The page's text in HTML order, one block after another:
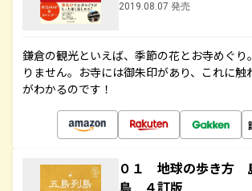
2019.08.07 発売
鎌倉の観光といえば、季節の花とお寺めぐり
りません。お寺には御朱印があり、これに触
がわかるのです！
０１ 地球の歩き方
島 ４訂版